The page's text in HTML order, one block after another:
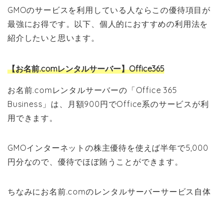
GMOのサービスを利用している人ならこの優待項目が
最強にお得です。以下、個人的におすすめの利用法を
紹介したいと思います。
【お名前.comレンタルサーバー】Office365
お名前.comレンタルサーバーの「Office 365
Business」は、月額900円でOffice系のサービスが利
用できます。
GMOインターネットの株主優待を使えば半年で5,000
円分なので、優待でほぼ賄うことができます。
ちなみにお名前.comのレンタルサーバーサービス自体